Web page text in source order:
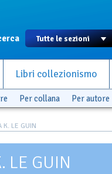
Libri collezionismo
Per collana Per autore
K. LE GUIN
LE GUIN